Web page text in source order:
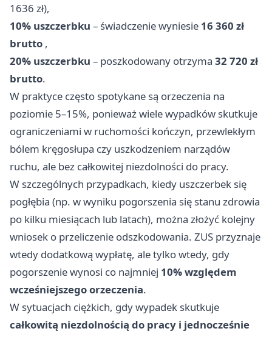
1636 zł),
10% uszczerbku – świadczenie wyniesie 16 360 zł
brutto ,
20% uszczerbku – poszkodowany otrzyma 32 720 zł
brutto.
W praktyce często spotykane są orzeczenia na
poziomie 5–15%, ponieważ wiele wypadków skutkuje
ograniczeniami w ruchomości kończyn, przewlekłym
bólem kręgosłupa czy uszkodzeniem narządów
ruchu, ale bez całkowitej niezdolności do pracy.
W szczególnych przypadkach, kiedy uszczerbek się
pogłębia (np. w wyniku pogorszenia się stanu zdrowia
po kilku miesiącach lub latach), można złożyć kolejny
wniosek o przeliczenie odszkodowania. ZUS przyznaje
wtedy dodatkową wypłatę, ale tylko wtedy, gdy
pogorszenie wynosi co najmniej 10% względem
wcześniejszego orzeczenia.
W sytuacjach ciężkich, gdy wypadek skutkuje
całkowitą niezdolnością do pracy i jednocześnie